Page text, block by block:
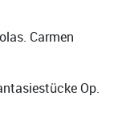
Carmen
Op.